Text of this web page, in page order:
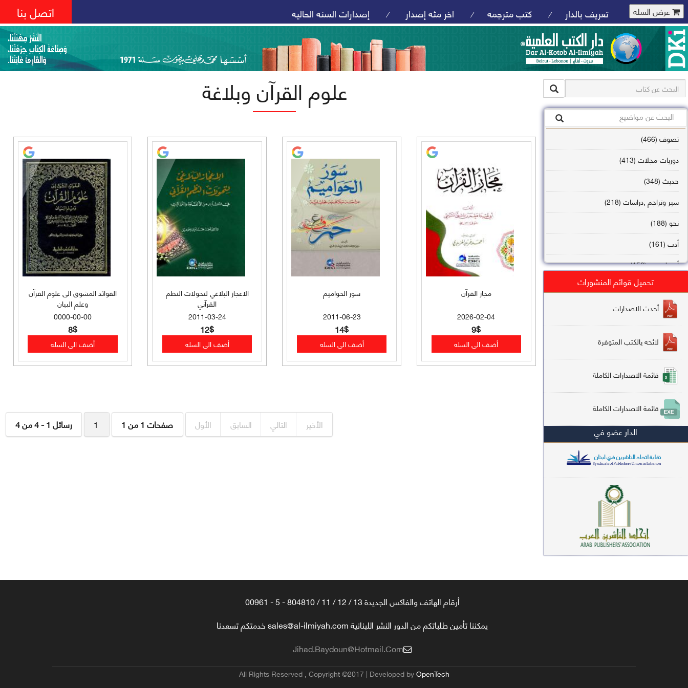
عرض السله تعريف بالدار / كتب مترجمه / اخر مئه إصدار / إصدارات السنه الحاليه اتصل بنا
تصوف (466)
دوريات-مجلات (413)
حديث (348)
سير وتراجم ,دراسات (218)
نحو (188)
أدب (161)
أصول فقه (158)
تاريخ (138)
فقه شافعي (132)
فقه حنفي (113)
فقه مالكي (112)
تفسير قرآن (106)
علم كلام (96)
أخلاق وتصوف (91)
سير وتراجم (90)
معاجم لغوية (89)
سيرة نبوية وتصوف (81)
دراسات إسلامية (75)
شعر (72)
علوم قرآن (66)
فقه عام وأحكام فقهية (62)
تحميل قوائم المنشورات
أحدث الاصدارات
لائحه يالكتب المتوفرة
قائمة الاصدارات الكاملة
قائمة الاصدارات الكاملة
الدار عضو في
علوم القرآن وبلاغة
مجاز القرآن
2026-02-04
9$
سور الحواميم
2011-06-23
14$
الاعجاز البلاغي لتحولات النظم
القرآني
2011-03-24
12$
الفوائد المشوق الى علوم القرآن
وعلم البيان
0000-00-00
8$
رسائل 1 - 4 من 4 1 صفحات 1 من 1 الأول السابق التالي الأخير
أرقام الهاتف والفاكس الجديدة 13 / 12 / 11 / 804810 - 5 - 00961
يمكننا تأمين طلباتكم من الدور النشر اللبنانية sales@al-ilmiyah.com خدمتكم تسعدنا
Jihad.baydoun@hotmail.com
All Rights Reserved , Copyright ©2017 | Developed byOpenTech